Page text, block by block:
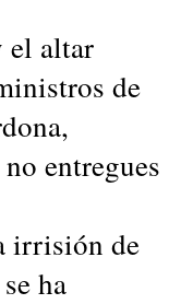
el altar
de
entregues
irrisión de
ha